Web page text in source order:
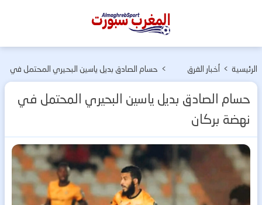
المغرب
الرئيسية > أخبار الفرق
> حسام الصادق بديل ياسين البحيري المحتمل في
حسام الصادق بديل ياسين البحيري المحتمل في
نهضة بركان